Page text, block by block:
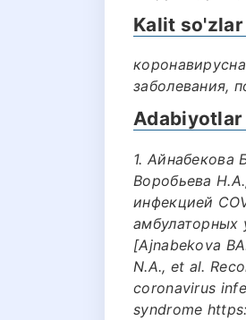
Kalit so'zlar
заболевания,
Adabiyotlar
1. Айнабекова
Воробьева
инфекцией
амбулаторных
[Ajnabekova
N.A., et al.
coronavirus
syndrome